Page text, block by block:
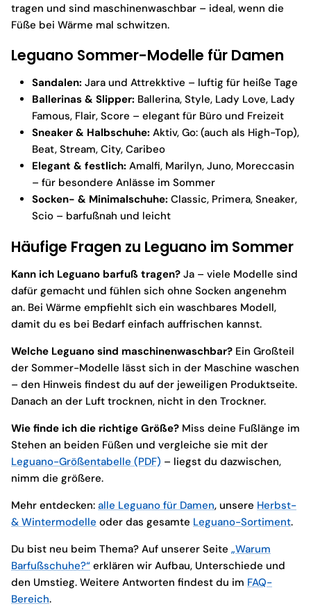
tragen und sind maschinenwaschbar – ideal, wenn die
Füße bei Wärme mal schwitzen.
Leguano Sommer-Modelle für Damen
Sandalen: Jara und Attrekktive – luftig für heiße Tage
Ballerinas & Slipper: Ballerina, Style, Lady Love, Lady
Famous, Flair, Score – elegant für Büro und Freizeit
Sneaker & Halbschuhe: Aktiv, Go: (auch als High-Top),
Beat, Stream, City, Caribeo
Elegant & festlich: Amalfi, Marilyn, Juno, Moreccasin
– für besondere Anlässe im Sommer
Socken- & Minimalschuhe: Classic, Primera, Sneaker,
Scio – barfußnah und leicht
Häufige Fragen zu Leguano im Sommer
Kann ich Leguano barfuß tragen? Ja – viele Modelle sind
dafür gemacht und fühlen sich ohne Socken angenehm
an. Bei Wärme empfiehlt sich ein waschbares Modell,
damit du es bei Bedarf einfach auffrischen kannst.
Welche Leguano sind maschinenwaschbar? Ein Großteil
der Sommer-Modelle lässt sich in der Maschine waschen
– den Hinweis findest du auf der jeweiligen Produktseite.
Danach an der Luft trocknen, nicht in den Trockner.
Wie finde ich die richtige Größe? Miss deine Fußlänge im
Stehen an beiden Füßen und vergleiche sie mit der
Leguano-Größentabelle (PDF) – liegst du dazwischen,
nimm die größere.
Mehr entdecken: alle Leguano für Damen, unsere Herbst-
& Wintermodelle oder das gesamte Leguano-Sortiment.
Du bist neu beim Thema? Auf unserer Seite „Warum
Barfußschuhe?“ erklären wir Aufbau, Unterschiede und
den Umstieg. Weitere Antworten findest du im FAQ-
Bereich.